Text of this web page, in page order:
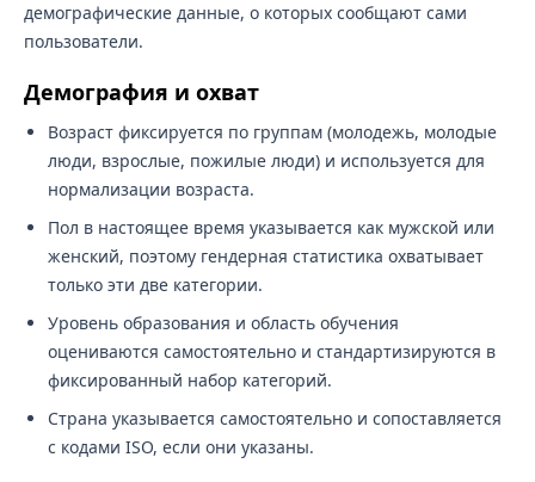
демографические данные, о которых сообщают сами
пользователи.
Демография и охват
Возраст фиксируется по группам (молодежь, молодые
люди, взрослые, пожилые люди) и используется для
нормализации возраста.
Пол в настоящее время указывается как мужской или
женский, поэтому гендерная статистика охватывает
только эти две категории.
Уровень образования и область обучения
оцениваются самостоятельно и стандартизируются в
фиксированный набор категорий.
Страна указывается самостоятельно и сопоставляется
с кодами ISO, если они указаны.